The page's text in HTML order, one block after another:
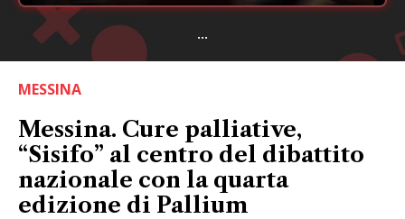
...
MESSINA
Messina. Cure palliative,
“Sisifo” al centro del dibattito
nazionale con la quarta
edizione di Pallium